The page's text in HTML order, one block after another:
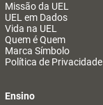
Missão da UEL
UEL em Dados
Vida na UEL
Quem é Quem
Marca Símbolo
Política de Privacidade
Ensino